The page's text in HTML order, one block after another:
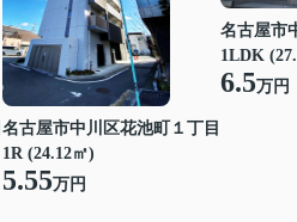
名古屋市中川区花池町１丁目
1R (24.12㎡)
5.55万円
名古屋市
1LDK
6.5万円